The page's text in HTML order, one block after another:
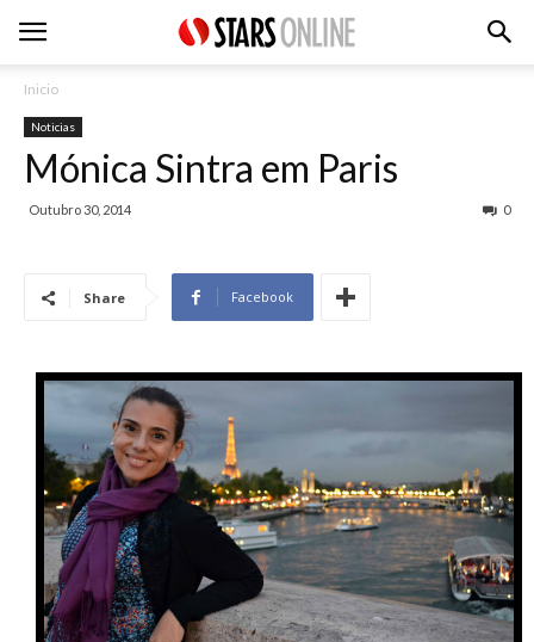
Inicio
Noticias
Mónica Sintra em Paris
Outubro 30, 2014 0
Share Facebook